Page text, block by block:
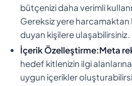
bütçenizi daha verimli
Gereksiz yere harcamaktan
duyan kişilere ulaşabilirsiniz.
İçerik Özelleştirme:Meta
hedef kitlenizin ilgi
uygun içerikler